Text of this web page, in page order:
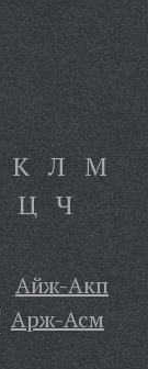
К Л М
Ц Ч
Айж-Акп
Арж-Асм